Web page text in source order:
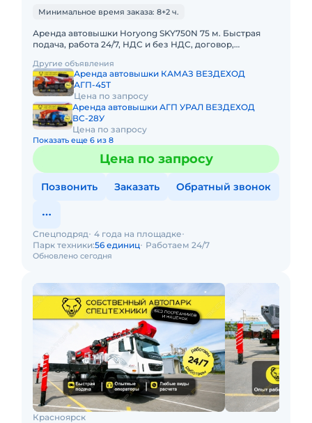
Минимальное время заказа: 8+2 ч.
Аренда автовышки Horyong SKY750N 75 м. Быстрая
подача, работа 24/7, НДС и без НДС, договор,
HORYONG SKY750N 75 МЕТРОВПр
Другие объявления
Аренда автовышки КАМАЗ ВЕЗДЕХОД
АГП-45Т
Цена по запросу
Аренда автовышки АГП УРАЛ ВЕЗДЕХОД
ВС-28У
Цена по запросу
Показать еще 6 из 8
Цена по запросу
Позвонить Заказать Обратный звонок
Обновлено сегодня
Спецподряд 4 года на площадке
Парк техники:56 единиц Работаем 24/7
Красноярск